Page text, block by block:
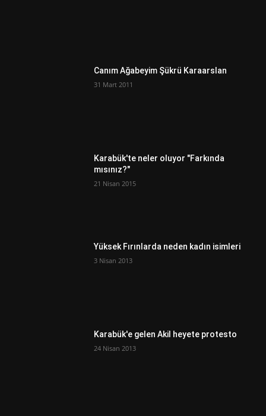
Canım Ağabeyim Şükrü Karaarslan
31 Mart 2011
Karabük'te neler oluyor "Farkında
mısınız?"
21 Nisan 2015
Yüksek Fırınlarda neden kadın isimleri
3 Nisan 2013
Karabük'e gelen Akil heyete protesto
24 Nisan 2013